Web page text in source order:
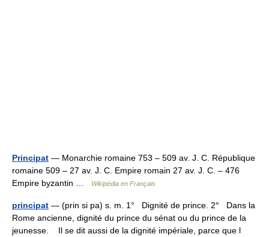
Principat — Monarchie romaine 753 – 509 av. J. C. République
romaine 509 – 27 av. J. C. Empire romain 27 av. J. C. – 476
Empire byzantin …
Wikipédia en Français
principat — (prin si pa) s. m. 1° Dignité de prince. 2° Dans la
Rome ancienne, dignité du prince du sénat ou du prince de la
jeunesse. Il se dit aussi de la dignité impériale, parce que l